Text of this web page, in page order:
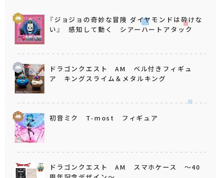
『ジョジョの奇妙な冒険 ダイヤモンドは砕けな
い』 感知して動く シアーハートアタック
ドラゴンクエスト AM ベル付きフィギュ
ア キングスライム＆メタルキング
初音ミク T-most フィギュア
ドラゴンクエスト AM スマホケース ～40